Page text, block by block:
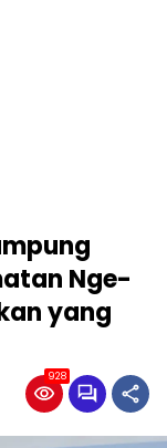
Nge-
yang
928